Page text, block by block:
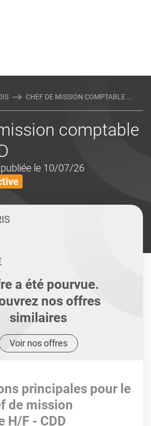
CHEF DE MISSION COMPTABLE ...
comptable
le 10/07/26
a été pourvue.
nos offres
similaires
Voir nos offres
principales pour le
de mission
H/F - CDD